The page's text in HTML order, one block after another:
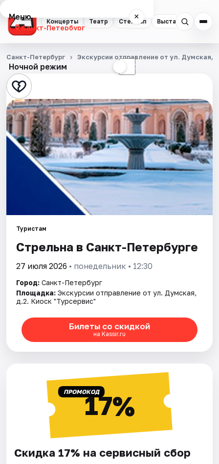
Концерты Театр Стендап Выставки
Меню ×
Санкт-Петербург
Концерты
Театр
Стендап
Выставки
Квесты
Экскурсии
Города
Площадки
Артисты
Ночной режим ☾
Санкт-Петербург Экскурсии отправление от ул. Думская,
Туристам
Стрельна в Санкт-Петербурге
27 июля 2026 • понедельник • 12:30
Город: Санкт-Петербург
Площадка: Экскурсии отправление от ул. Думская,
д.2. Киоск "Турсервис"
Билеты со скидкой
на Kassir.ru
ПРОМОКОД17%
Скидка 17% на сервисный сбор